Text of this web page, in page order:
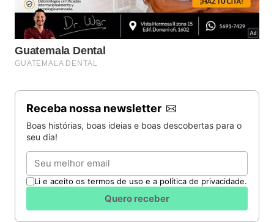
Receba nossa newsletter
Boas histórias, boas ideias e boas descobertas para o
seu dia!
Email
Li e aceito os termos de uso e a política de privacidade.
Quero receber